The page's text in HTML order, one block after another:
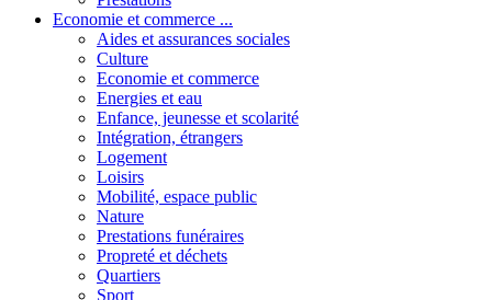
Economie et commerce ...
Aides et assurances sociales
Culture
Economie et commerce
Energies et eau
Enfance, jeunesse et scolarité
Intégration, étrangers
Logement
Loisirs
Mobilité, espace public
Nature
Prestations funéraires
Propreté et déchets
Quartiers
Sport